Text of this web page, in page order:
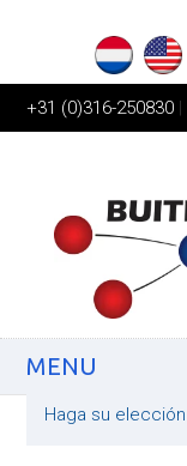
+31 (0)316-250830 |
MENU
Haga su elección